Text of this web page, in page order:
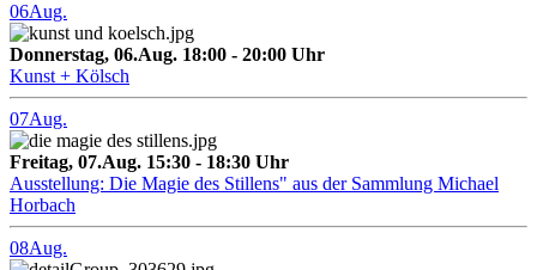
06Aug.
Donnerstag, 06.Aug. 18:00 - 20:00 Uhr
Kunst + Kölsch
07Aug.
Freitag, 07.Aug. 15:30 - 18:30 Uhr
Ausstellung: Die Magie des Stillens" aus der Sammlung Michael
Horbach
08Aug.